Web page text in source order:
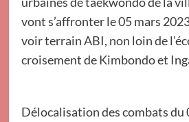
vont s’affronter le 05 mars
voir terrain ABI, non loin de
croisement de Kimbondo et
Délocalisation des combats du